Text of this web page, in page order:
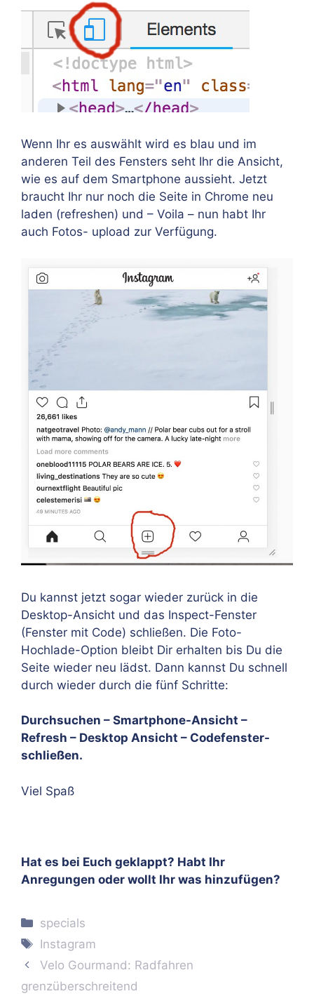
Wenn Ihr es auswählt wird es blau und im
anderen Teil des Fensters seht Ihr die Ansicht,
wie es auf dem Smartphone aussieht. Jetzt
braucht Ihr nur noch die Seite in Chrome neu
laden (refreshen) und – Voila – nun habt Ihr
auch Fotos- upload zur Verfügung.
Du kannst jetzt sogar wieder zurück in die
Desktop-Ansicht und das Inspect-Fenster
(Fenster mit Code) schließen. Die Foto-
Hochlade-Option bleibt Dir erhalten bis Du die
Seite wieder neu lädst. Dann kannst Du schnell
durch wieder durch die fünf Schritte:
Durchsuchen – Smartphone-Ansicht –
Refresh – Desktop Ansicht – Codefenster-
schließen.
Viel Spaß
Hat es bei Euch geklappt? Habt Ihr
Anregungen oder wollt Ihr was hinzufügen?
Kategorien
specials
Schlagwörter
Instagram
Velo Gourmand: Radfahren
grenzüberschreitend